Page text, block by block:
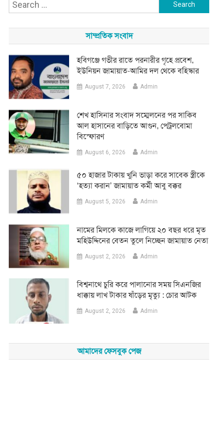
Search
সাম্প্রতিক সংবাদ
হবিগঞ্জে গভীর রাতে পরনারীর গৃহে প্রবেশ,
ইউনিয়ন জামায়াত-আমির দল থেকে বহিস্কার
August 7, 2026 Admin
শেখ হাসিনার সংবাদ সম্মেলনের পর সাকিব
আল হাসানের বাড়িতে আগুন, পেট্রলবোমা
বিস্ফোরণ
August 6, 2026 Admin
৫০ হাজার টাকায় খুনি ভাড়া করে সাবেক স্ত্রীকে
‘হত্যা করান’ জামায়াত কর্মী আবু বক্কর
August 5, 2026 Admin
নামের মিলকে কাজে লাগিয়ে ২০ বছর ধরে মৃত
মহিউদ্দিনের বেতন তুলে নিচ্ছেন জামায়াত নেতা
August 2, 2026 Admin
‎বিশ্বনাথে চুরি করে পালানোর সময় সিএনজির
ধাক্কায় লাখ টাকার ষাঁড়ের মৃত্যু : চোর আটক
August 2, 2026 Admin
আমাদের ফেসবুক পেজ